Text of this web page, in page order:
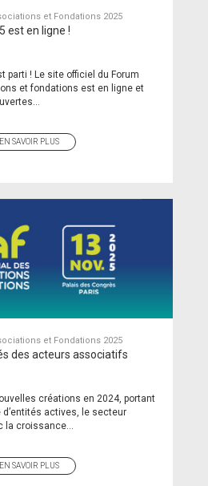
et Fondations 2025
est en ligne !
parti ! Le site officiel du Forum
et fondations est en ligne et
EN SAVOIR PLUS
et Fondations 2025
des acteurs associatifs
créations en 2024, portant
d’entités actives, le secteur
la croissance...
EN SAVOIR PLUS